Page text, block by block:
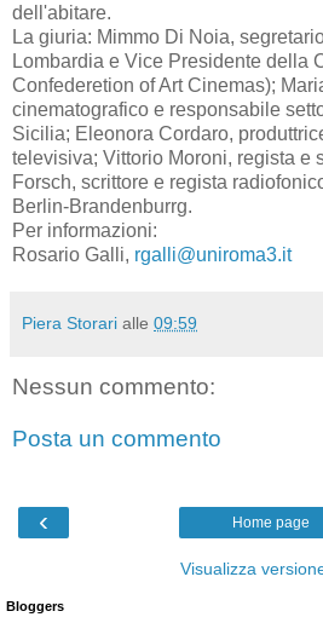
dell'abitare.
La giuria: Mimmo Di Noia,
Lombardia e Vice Presidente della
Confederetion of Art Cinemas);
cinematografico e responsabile
Sicilia; Eleonora Cordaro,
televisiva; Vittorio Moroni, regista e
Forsch, scrittore e regista
Berlin-Brandenburrg.
Per informazioni:
Rosario Galli, rgalli@uniroma3.it
Piera Storari alle 09:59
Nessun commento:
Posta un commento
‹ Home page
Visualizza
Bloggers